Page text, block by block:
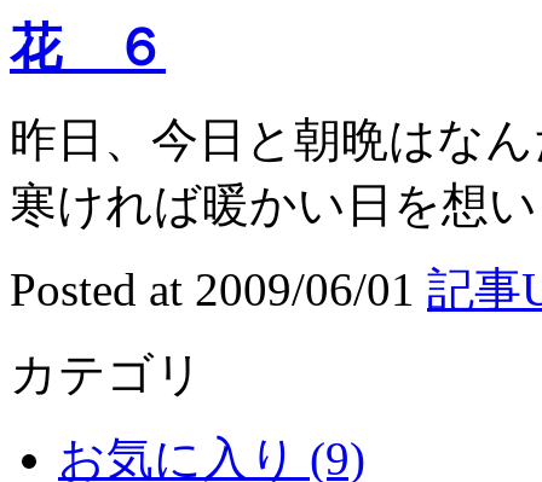
花 ６
昨日、今日と朝晩はな
寒ければ暖かい日を想
Posted at 2009/06/01 記事
カテゴリ
お気に入り (9)